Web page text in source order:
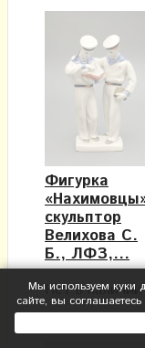
Фигурка
скульптор
Велихова С.
Б., ЛФЗ,...
Нет в наличии
Мы используем куки
сайте, вы